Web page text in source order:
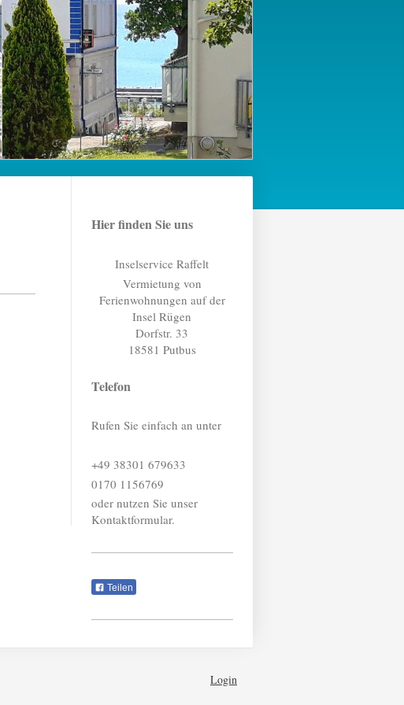
Hier finden Sie uns
Inselservice Raffelt
Vermietung von
Ferienwohnungen auf der
Insel Rügen
Dorfstr. 33
18581 Putbus
Telefon
Rufen Sie einfach an unter
+49 38301 679633
0170 1156769
oder nutzen Sie unser
Kontaktformular.
Teilen
Login